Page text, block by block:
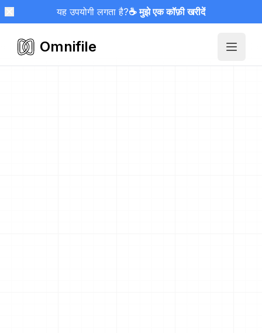
यह उपयोगी लगता है?☕ मुझे एक कॉफ़ी खरीदें
Omnifile